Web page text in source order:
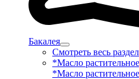
Бакалея
Смотреть весь раздел
*Масло
*Масло